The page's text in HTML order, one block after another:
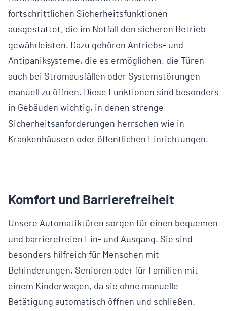
fortschrittlichen Sicherheitsfunktionen
ausgestattet, die im Notfall den sicheren Betrieb
gewährleisten. Dazu gehören Antriebs- und
Antipaniksysteme, die es ermöglichen, die Türen
auch bei Stromausfällen oder Systemstörungen
manuell zu öffnen. Diese Funktionen sind besonders
in Gebäuden wichtig, in denen strenge
Sicherheitsanforderungen herrschen wie in
Krankenhäusern oder öffentlichen Einrichtungen.
Komfort und Barrierefreiheit
Unsere Automatiktüren sorgen für einen bequemen
und barrierefreien Ein- und Ausgang. Sie sind
besonders hilfreich für Menschen mit
Behinderungen, Senioren oder für Familien mit
einem Kinderwagen, da sie ohne manuelle
Betätigung automatisch öffnen und schließen.